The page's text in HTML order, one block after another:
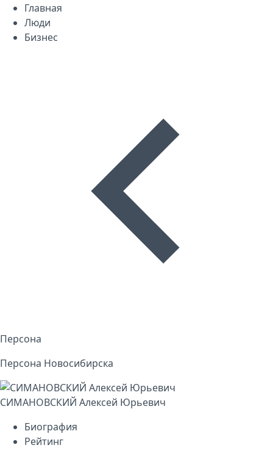
Главная
Люди
Бизнес
Персона
Персона Новосибирска
СИМАНОВСКИЙ Алексей Юрьевич
Биография
Рейтинг